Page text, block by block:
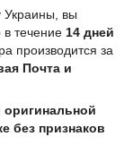
Украины, вы
течение 14 дней
производится за
Почта и
оригинальной
без признаков